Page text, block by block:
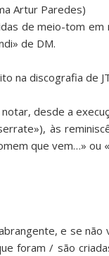
Artur Paredes)
de meio-tom
de DM.
na discografia de
desde a
às
que vem…»
e se
foram / são